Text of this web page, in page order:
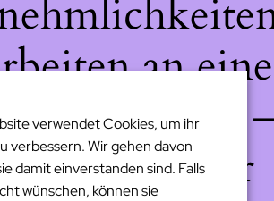
an
Sache
bald wieder
verwendet Cookies, um ihr
verbessern. Wir gehen davon
damit einverstanden sind. Falls
wünschen, können sie